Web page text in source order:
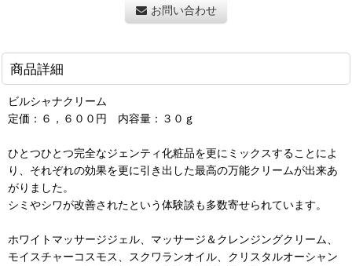
お問い合わせ
商品詳細
ビルシャナクリーム
定価：６，６００円 内容量：３０ｇ
ひとつひとつ完全なジェンティ化粧品を更にミックスすることによ
り、それぞれの効果を更に引き出した最高の万能クリームが出来あ
がりました。
シミやシワが改善されたという体験談も多数寄せられています。
ホワイトマッサージジェル、マッサージ＆クレンジングクリーム、
モイスチャーコスモス、スクワランオイル、クリスタルオーシャン